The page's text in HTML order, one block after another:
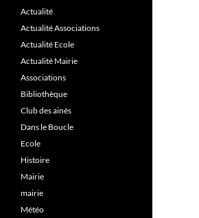
Actualité
Actualité Associations
Actualité Ecole
Actualité Mairie
Associations
Bibliothèque
Club des ainés
Dans le Boucle
Ecole
Histoire
Mairie
mairie
Météo